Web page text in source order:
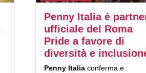
Penny Italia è
ufficiale del Roma
Pride a favore di
diversità e
Penny Italiaconferma e